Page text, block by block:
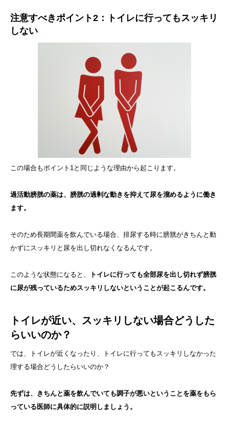
注意すべきポイント2：トイレに行ってもスッキリ
しない
この場合もポイント1と同じような理由から起こります。
過活動膀胱の薬は、膀胱の過剰な動きを抑えて尿を溜めるように働き
ます。
そのため長期間薬を飲んでいる場合、排尿する時に膀胱がきちんと動
かずにスッキリと尿を出し切れなくなるんです。
このような状態になると、
トイレに行っても全部尿を出し切れず膀胱
に尿が残っているためスッキリしないということが起こるんです。
トイレが近い、スッキリしない場合どうした
らいいのか？
では、トイレが近くなったり、トイレに行ってもスッキリしなかった
理する場合どうしたらいいのか？
先ずは、きちんと薬を飲んでいても調子が悪いということを薬をもら
っている医師に具体的に説明しましょう。